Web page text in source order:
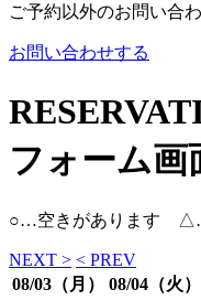
ご予約以外のお問い合
お問い合わせする
フォーム
○…空きがあります
NEXT > < PREV
08/03（月）
08/04（火）